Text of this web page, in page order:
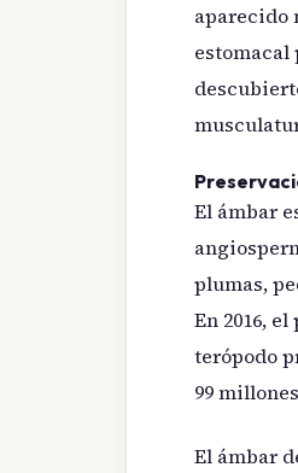
aparecido
estomacal
El ámbar
plumas,
En 2016,
terópodo
99
El ámbar